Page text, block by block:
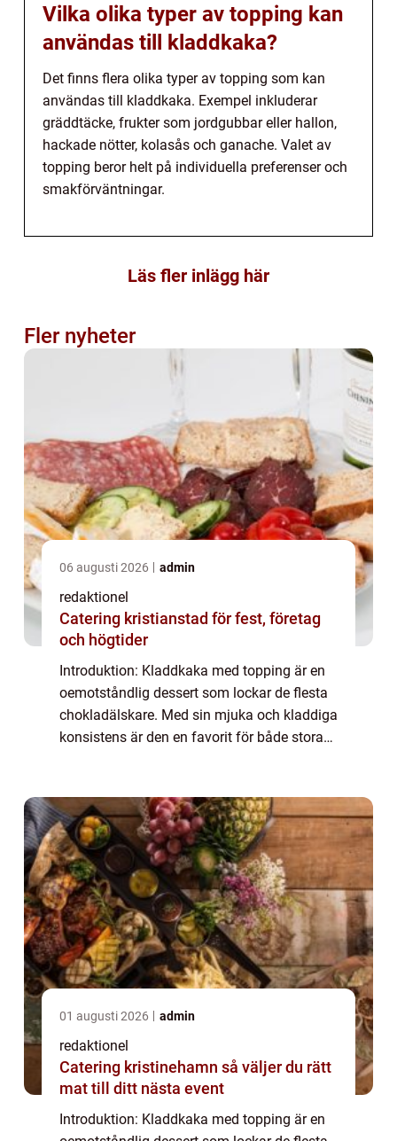
Vilka olika typer av topping kan
användas till kladdkaka?
Det finns flera olika typer av topping som kan
användas till kladdkaka. Exempel inkluderar
gräddtäcke, frukter som jordgubbar eller hallon,
hackade nötter, kolasås och ganache. Valet av
topping beror helt på individuella preferenser och
smakförväntningar.
Läs fler inlägg här
Fler nyheter
06 augusti 2026 admin
redaktionel
Catering kristianstad för fest, företag
och högtider
Introduktion: Kladdkaka med topping är en
oemotståndlig dessert som lockar de flesta
chokladälskare. Med sin mjuka och kladdiga
konsistens är den en favorit för både stora
01 augusti 2026 admin
redaktionel
Catering kristinehamn så väljer du rätt
mat till ditt nästa event
Introduktion: Kladdkaka med topping är en